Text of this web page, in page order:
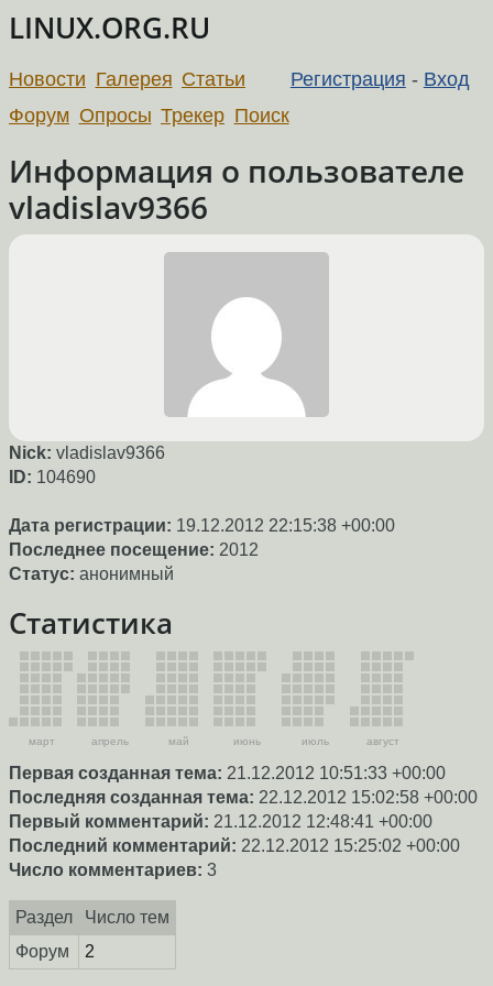
LINUX.ORG.RU
Регистрация - Вход
Новости Галерея Статьи
Форум Опросы Трекер Поиск
Информация о пользователе
vladislav9366
Nick: vladislav9366
ID: 104690
Дата регистрации: 19.12.2012 22:15:38 +00:00
Последнее посещение: 2012
Статус: анонимный
Статистика
март апрель май июнь июль август
Первая созданная тема: 21.12.2012 10:51:33 +00:00
Последняя созданная тема: 22.12.2012 15:02:58 +00:00
Первый комментарий: 21.12.2012 12:48:41 +00:00
Последний комментарий: 22.12.2012 15:25:02 +00:00
Число комментариев: 3
Раздел
Число тем
Форум
2